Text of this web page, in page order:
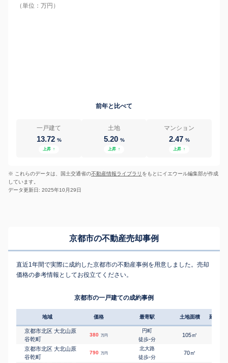
（単位：万円）
前年と比べて
一戸建て
13.72 %
上昇 ↑
土地
5.20 %
上昇 ↑
マンション
2.47 %
上昇 ↑
※ これらのデータは、国土交通省の不動産情報ライブラリ をもとにイエウール編集部が作成
しています。
データ更新日: 2025年10月29日
京都市の不動産売却事例
直近1年間で実際に成約した京都市の不動産事例を用意しました。売却
価格の参考情報としてお役立てください。
京都市の一戸建ての成約事例
地域 価格 最寄駅 土地面積 延床面
京都市北区 大北山原
谷乾町
380 万円
円町
徒歩-分
105㎡
京都市北区 大北山原
谷乾町
790 万円
北大路
徒歩-分
70㎡